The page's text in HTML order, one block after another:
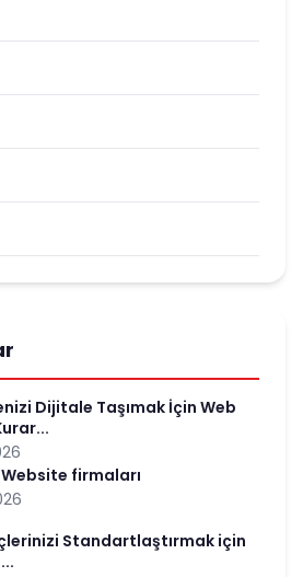
Dijitale Taşımak İçin Web
firmaları
Standartlaştırmak için